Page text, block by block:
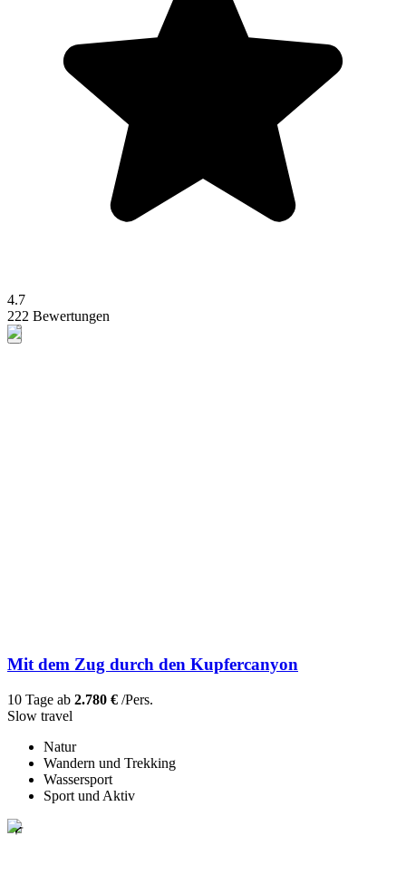
4.7
222 Bewertungen
Mit dem Zug durch den Kupfercanyon
10 Tage ab 2.780 € /Pers.
Slow travel
Natur
Wandern und Trekking
Wassersport
Sport und Aktiv